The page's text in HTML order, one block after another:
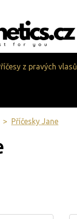
z pravých vlasů
Příčesky Jane